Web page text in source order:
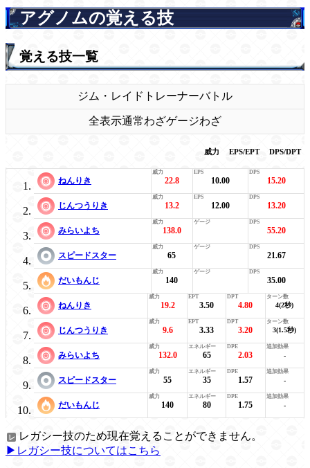
アグノムの覚える技
覚える技一覧
ジム・レイド トレーナーバトル
全表示通常わざゲージわざ
威力 EPS/EPT DPS/DPT
ねんりき 22.8 10.00 15.20
じんつうりき 13.2 12.00 13.20
みらいよち 138.0 55.20
スピードスター 65 21.67
だいもんじ 140 35.00
ねんりき 19.2 3.50 4.80 4(2秒)
じんつうりき 9.6 3.33 3.20 3(1.5秒)
みらいよち 132.0 65 2.03 -
スピードスター 55 35 1.57 -
だいもんじ 140 80 1.75 -
レガシー技のため現在覚えることができません。
▶レガシー技についてはこちら